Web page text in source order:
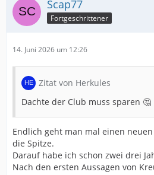
Scap77
Fortgeschrittener
14. Juni 2026 um 12:26
Zitat von Herkules
Dachte der Club muss sparen 🤔
Endlich geht man mal einen
die Spitze.
Darauf habe ich schon zwei drei
Nach den ersten Aussagen von